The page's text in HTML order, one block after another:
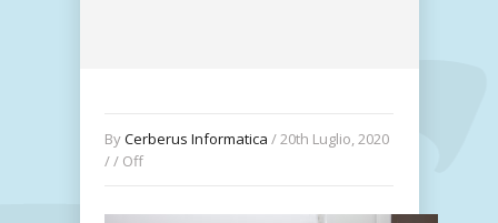
ByCerberus Informatica / 20th Luglio, 2020
/ / Off